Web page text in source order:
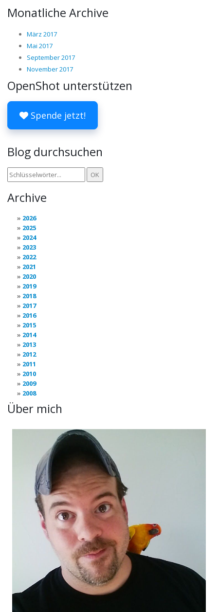
Monatliche Archive
März 2017
Mai 2017
September 2017
November 2017
OpenShot unterstützen
Spende jetzt!
Blog durchsuchen
Archive
2026
2025
2024
2023
2022
2021
2020
2019
2018
2017
2016
2015
2014
2013
2012
2011
2010
2009
2008
Über mich